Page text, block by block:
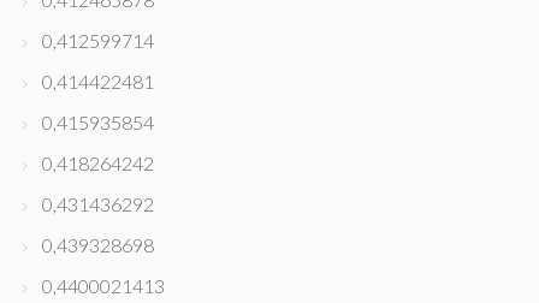
0,412599714
0,414422481
0,415935854
0,418264242
0,431436292
0,439328698
0,4400021413